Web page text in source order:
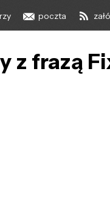
poczta
z frazą